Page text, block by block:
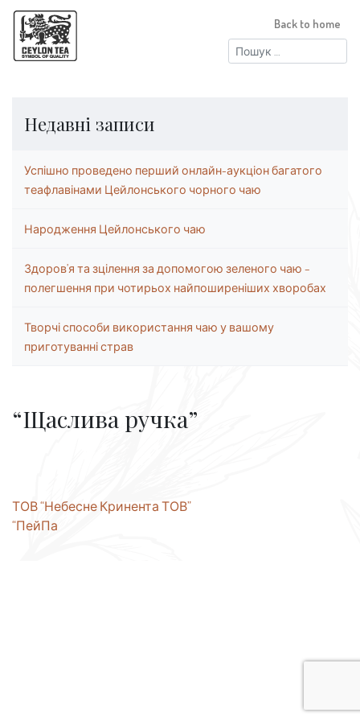
Пошук:
Back to home
Недавні записи
Успішно проведено перший онлайн-аукціон багатого
теафлавінами Цейлонського чорного чаю
Народження Цейлонського чаю
Здоров’я та зцілення за допомогою зеленого чаю –
полегшення при чотирьох найпоширеніших хворобах
Творчі способи використання чаю у вашому
приготуванні страв
“Щаслива ручка”
Навігація
записів
ТОВ “Небесне Кринента ТОВ”
“ПейПа